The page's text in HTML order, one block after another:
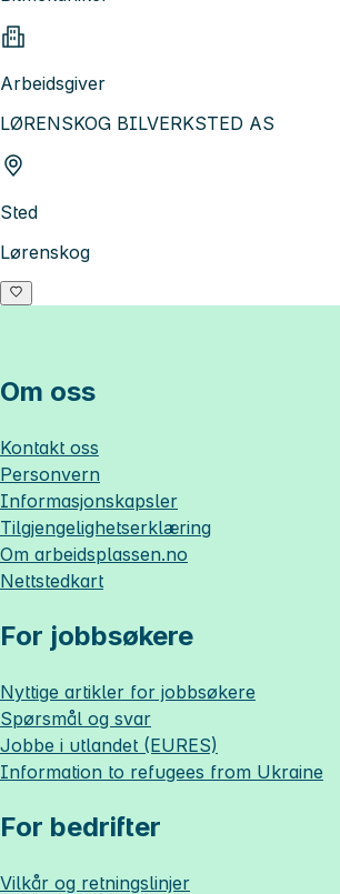
Arbeidsgiver
LØRENSKOG BILVERKSTED AS
Sted
Lørenskog
Om oss
Kontakt oss
Personvern
Informasjonskapsler
Tilgjengelighetserklæring
Om arbeidsplassen.no
Nettstedkart
For jobbsøkere
Nyttige artikler for jobbsøkere
Spørsmål og svar
Jobbe i utlandet (EURES)
Information to refugees from Ukraine
For bedrifter
Vilkår og retningslinjer